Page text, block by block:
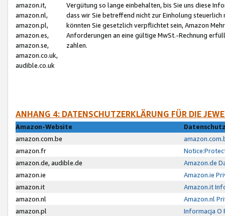
amazon.it,
amazon.nl,
amazon.pl,
amazon.es,
amazon.se,
amazon.co.uk,
audible.co.uk
Vergütung so lange einbehalten, bis Sie uns diese
dass wir Sie betreffend nicht zur Einholung
könnten Sie gesetzlich verpflichtet sein, Amazon
Anforderungen an eine gültige MwSt.-Rechnung
zahlen.
ANHANG 4: DATENSCHUTZERKLÄRUNG FÜR DIE
Amazon-Website
amazon.com.be
amazon.fr
amazon.de, audible.de
Amazon.de
amazon.ie
Amazon.ie
amazon.it
Amazon.it
amazon.nl
Amazon.nl
amazon.pl
Informacja O